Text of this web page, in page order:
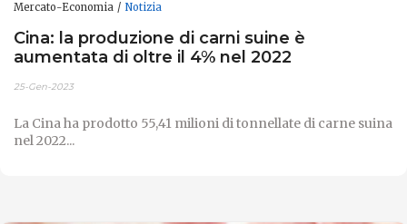
Mercato-Economia Notizia
Cina: la produzione di carni suine è
aumentata di oltre il 4% nel 2022
25-Gen-2023
La Cina ha prodotto 55,41 milioni di tonnellate di carne suina
nel 2022...